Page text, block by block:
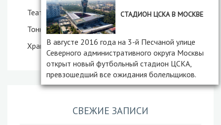
Театры
4
Тоннели
Храмы
60
СВЕЖИЕ ЗАПИСИ
СТАДИОН ЦСКА В МОСКВЕ
В августе 2016 года на 3-й Песчаной улице
Северного административного округа Москвы
открыт новый футбольный стадион ЦСКА,
превзошедший все ожидания болельщиков.